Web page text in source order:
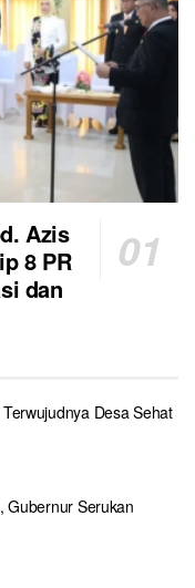
Azis
8 PR
dan
Desa Sehat
Gubernur Serukan